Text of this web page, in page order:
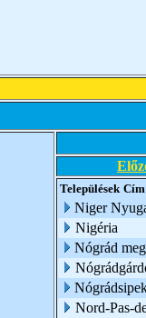
Települések Cím
Niger
Nigéria
Nógrád
Nord-Pas-